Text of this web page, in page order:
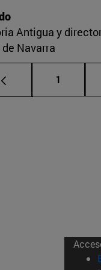
Antigua y
Navarra
Página
1